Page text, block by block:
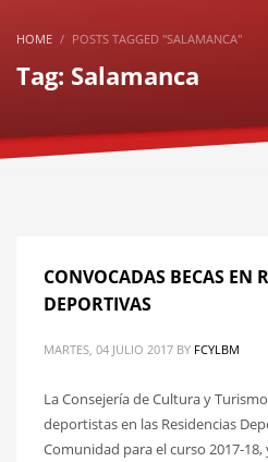
HOME POSTS TAGGED "SALAMANCA"
Tag: Salamanca
CONVOCADAS BECAS EN
DEPORTIVAS
MARTES, 04 JULIO 2017 BY FCYLBM
La Consejería de Cultura y
deportistas en las Residencias
Comunidad para el curso 2017-